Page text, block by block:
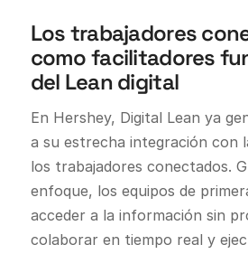
Los trabajadores
como facilitadores
del Lean digital
En Hershey, Digital Lean ya
a su estrecha integración con
los trabajadores conectados.
enfoque, los equipos de
acceder a la información sin
colaborar en tiempo real y